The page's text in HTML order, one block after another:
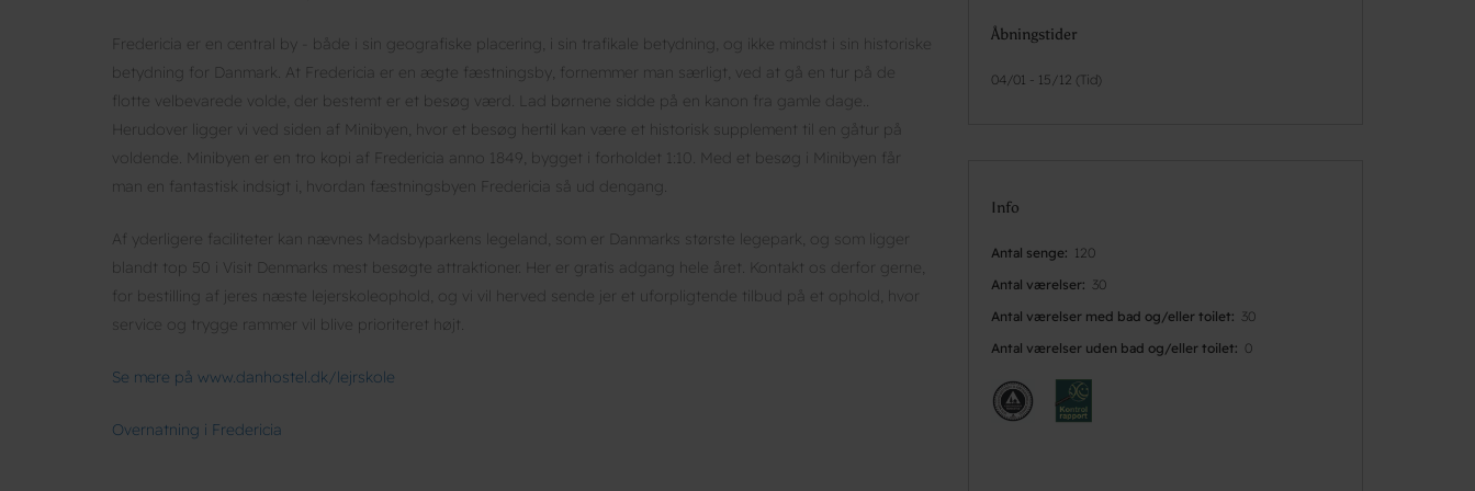
Fredericia er en central by - både i sin geografiske placering, i sin trafikale betydning, og ikke mindst i sin historiske
betydning for Danmark. At Fredericia er en ægte fæstningsby, fornemmer man særligt, ved at gå en tur på de
flotte velbevarede volde, der bestemt er et besøg værd. Lad børnene sidde på en kanon fra gamle dage..
Herudover ligger vi ved siden af Minibyen, hvor et besøg hertil kan være et historisk supplement til en gåtur på
voldende. Minibyen er en tro kopi af Fredericia anno 1849, bygget i forholdet 1:10. Med et besøg i Minibyen får
man en fantastisk indsigt i, hvordan fæstningsbyen Fredericia så ud dengang.
Af yderligere faciliteter kan nævnes Madsbyparkens legeland, som er Danmarks største legepark, og som ligger
blandt top 50 i Visit Denmarks mest besøgte attraktioner. Her er gratis adgang hele året. Kontakt os derfor gerne,
for bestilling af jeres næste lejerskoleophold, og vi vil herved sende jer et uforpligtende tilbud på et ophold, hvor
service og trygge rammer vil blive prioriteret højt.
Se mere på www.danhostel.dk/lejrskole
Overnatning i Fredericia
Åbningstider
04/01 - 15/12 (Tid)
Info
Antal senge
120
Antal værelser 30
Antal værelser med bad og/eller toilet
30
Antal værelser uden bad og/eller toilet
0